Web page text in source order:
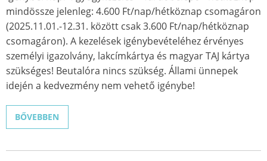
mindössze jelenleg: 4.600 Ft/nap/hétköznap csomagáron
(2025.11.01.-12.31. között csak 3.600 Ft/nap/hétköznap
csomagáron). A kezelések igénybevételéhez érvényes
személyi igazolvány, lakcímkártya és magyar TAJ kártya
szükséges! Beutalóra nincs szükség. Állami ünnepek
idején a kedvezmény nem vehető igénybe!
BŐVEBBEN